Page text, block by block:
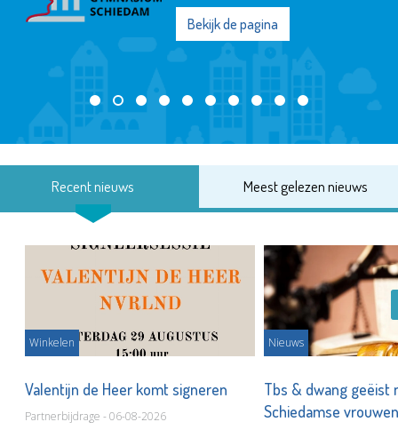
Bekijk de pagina
Recent nieuws Meest gelezen nieuws
Winkelen
Valentijn de Heer komt signeren
Partnerbijdrage - 06-08-2026
Nieuws
Tbs & dwang geëist
Schiedamse